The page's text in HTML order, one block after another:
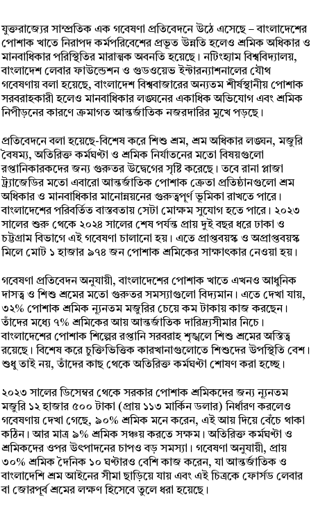
যুক্তরাজ্যের সাম্প্রতিক এক গবেষণা প্রতিবেদনে উঠে এসেছে – বাংলাদেশের
পোশাক খাতে নিরাপদ কর্মপরিবেশের প্রভূত উন্নতি হলেও শ্রমিক অধিকার ও
মানবাধিকার পরিস্থিতির মারাত্মক অবনতি হয়েছে। নটিংহ্যাম বিশ্ববিদ্যালয়,
বাংলাদেশ লেবার ফাউন্ডেশন ও গুডওয়েভ ইন্টারন্যাশনালের যৌথ
গবেষণায় বলা হয়েছে, বাংলাদেশ বিশ্ববাজারের অন্যতম শীর্ষস্থানীয় পোশাক
সরবরাহকারী হলেও মানবাধিকার লঙ্ঘনের একাধিক অভিযোগ এবং শ্রমিক
নিপীড়নের কারণে ক্রমাগত আন্তর্জাতিক নজরদারির মুখে পড়ছে।
প্রতিবেদনে বলা হয়েছে-বিশেষ করে শিশু শ্রম, শ্রম অধিকার লঙ্ঘন, মজুরি
বৈষম্য, অতিরিক্ত কর্মঘণ্টা ও শ্রমিক নির্যাতনের মতো বিষয়গুলো
রপ্তানিকারকদের জন্য গুরুতর উদ্বেগের সৃষ্টি করেছে। তবে রানা প্লাজা
ট্র্যাজেডির মতো এবারো আন্তর্জাতিক পোশাক ক্রেতা প্রতিষ্ঠানগুলো শ্রম
অধিকার ও মানবাধিকার মানোন্নয়নের গুরুত্বপূর্ণ ভূমিকা রাখতে পারে।
বাংলাদেশের পরিবর্তিত বাস্তবতায় সেটা মোক্ষম সুযোগ হতে পারে। ২০২৩
সালের শুরু থেকে ২০২৪ সালের শেষ পর্যন্ত প্রায় দুই বছর ধরে ঢাকা ও
চট্টগ্রাম বিভাগে এই গবেষণা চালানো হয়। এতে প্রাপ্তবয়স্ক ও অপ্রাপ্তবয়স্ক
মিলে মোট ১ হাজার ৯৭৪ জন পোশাক শ্রমিকের সাক্ষাৎকার নেওয়া হয়।
গবেষণা প্রতিবেদন অনুযায়ী, বাংলাদেশের পোশাক খাতে এখনও আধুনিক
দাসত্ব ও শিশু শ্রমের মতো গুরুতর সমস্যাগুলো বিদ্যমান। এতে দেখা যায়,
৩২% পোশাক শ্রমিক ন্যূনতম মজুরির চেয়ে কম টাকায় কাজ করছেন।
তাঁদের মধ্যে ৭% শ্রমিকের আয় আন্তর্জাতিক দারিদ্র্যসীমার নিচে।
বাংলাদেশের পোশাক শিল্পের রপ্তানি সরবরাহ শৃঙ্খলে শিশু শ্রমের অস্তিত্ব
রয়েছে। বিশেষ করে চুক্তিভিত্তিক কারখানাগুলোতে শিশুদের উপস্থিতি বেশ।
শুধু তাই নয়, তাঁদের কাছ থেকে অতিরিক্ত কর্মঘণ্টা শোষণ করা হচ্ছে।
২০২৩ সালের ডিসেম্বর থেকে সরকার পোশাক শ্রমিকদের জন্য ন্যূনতম
মজুরি ১২ হাজার ৫০০ টাকা (প্রায় ১১৩ মার্কিন ডলার) নির্ধারণ করলেও
গবেষণায় দেখা গেছে, ৯০% শ্রমিক মনে করেন, এই আয় দিয়ে বেঁচে থাকা
কঠিন। আর মাত্র ৯% শ্রমিক সঞ্চয় করতে সক্ষম। অতিরিক্ত কর্মঘণ্টা ও
শ্রমিকদের ওপর উৎপাদনের চাপও বড় সমস্যা। গবেষণা অনুযায়ী, প্রায়
৩০% শ্রমিক দৈনিক ১০ ঘণ্টারও বেশি কাজ করেন, যা আন্তর্জাতিক ও
বাংলাদেশি শ্রম আইনের সীমা ছাড়িয়ে যায় এবং এই চিত্রকে ফোর্সড লেবার
বা জোরপূর্ব শ্রমের লক্ষণ হিসেবে তুলে ধরা হয়েছে।